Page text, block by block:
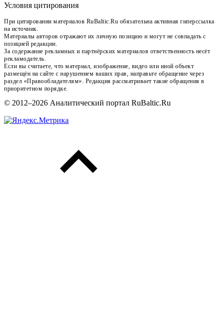
Условия цитирования
При цитировании материалов RuBaltic.Ru обязательна активная гиперссылка
на источник.
Материалы авторов отражают их личную позицию и могут не совпадать с
позицией редакции.
За содержание рекламных и партнёрских материалов ответственность несёт
рекламодатель.
Если вы считаете, что материал, изображение, видео или иной объект
размещён на сайте с нарушением ваших прав, направьте обращение через
раздел «Правообладателям». Редакция рассматривает такие обращения в
приоритетном порядке.
© 2012–2026 Аналитический портал RuBaltic.Ru